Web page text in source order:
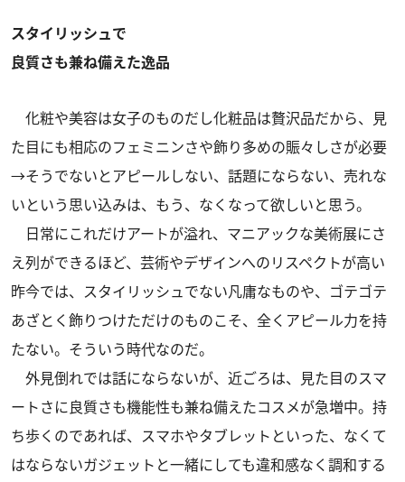
スタイリッシュで
良質さも兼ね備えた逸品
化粧や美容は女子のものだし化粧品は贅沢品だから、見
た目にも相応のフェミニンさや飾り多めの賑々しさが必要
→そうでないとアピールしない、話題にならない、売れな
いという思い込みは、もう、なくなって欲しいと思う。
日常にこれだけアートが溢れ、マニアックな美術展にさ
え列ができるほど、芸術やデザインへのリスペクトが高い
昨今では、スタイリッシュでない凡庸なものや、ゴテゴテ
あざとく飾りつけただけのものこそ、全くアピール力を持
たない。そういう時代なのだ。
外見倒れでは話にならないが、近ごろは、見た目のスマ
ートさに良質さも機能性も兼ね備えたコスメが急増中。持
ち歩くのであれば、スマホやタブレットといった、なくて
はならないガジェットと一緒にしても違和感なく調和する